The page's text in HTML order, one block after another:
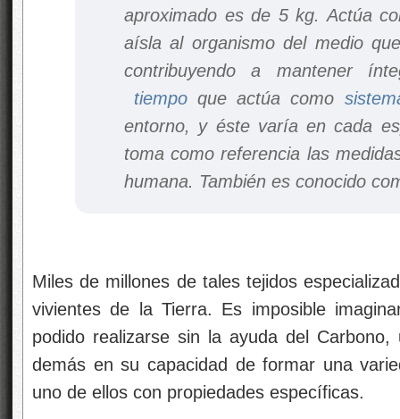
aproximado es de 5 kg. Actúa
aísla al organismo del medio
contribuyendo a mantener
tiempo que actúa como
entorno, y éste varía en cada
toma como referencia las
humana. También es conocido
Miles de millones de tales tejidos
vivientes de la Tierra. Es imposible
podido realizarse sin la ayuda del
demás en su capacidad de formar una
uno de ellos con propiedades específicas.